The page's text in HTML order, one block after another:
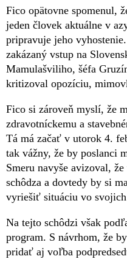
Fico opätovne spomenul,
jeden človek aktuálne v
pripravuje jeho
zakázaný vstup na
Mamulašviliho, šéfa
kritizoval opozíciu,
Fico si zároveň myslí, že
zdravotníckemu a
Tá má začať v utorok 4.
tak vážny, že by poslanci
Smeru navyše avizoval,
schôdza a dovtedy by si
vyriešiť situáciu vo
Na tejto schôdzi však
program. S návrhom, že
pridať aj voľba